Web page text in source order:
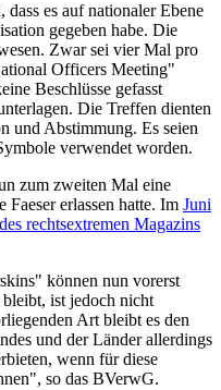
es auf nationaler Ebene
gegeben habe. Die
Zwar sei vier Mal pro
Officers Meeting"
Beschlüsse gefasst
Die Treffen dienten
und Abstimmung. Es seien
verwendet worden.
zum zweiten Mal eine
erlassen hatte. Im Juni
rechtsextremen Magazins
können nun vorerst
ist jedoch nicht
Art bleibt es den
und der Länder allerdings
wenn für diese
so das BVerwG.